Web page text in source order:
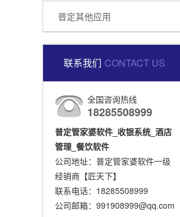
普定其他应用
联系我们 CONTACT US
全国咨询热线
18285508999
普定管家婆软件_收银系统_酒店
管理_餐饮软件
公司地址：普定管家婆软件一级
经销商【匠天下】
联系电话：18285508999
公司邮箱：991908999@qq.com